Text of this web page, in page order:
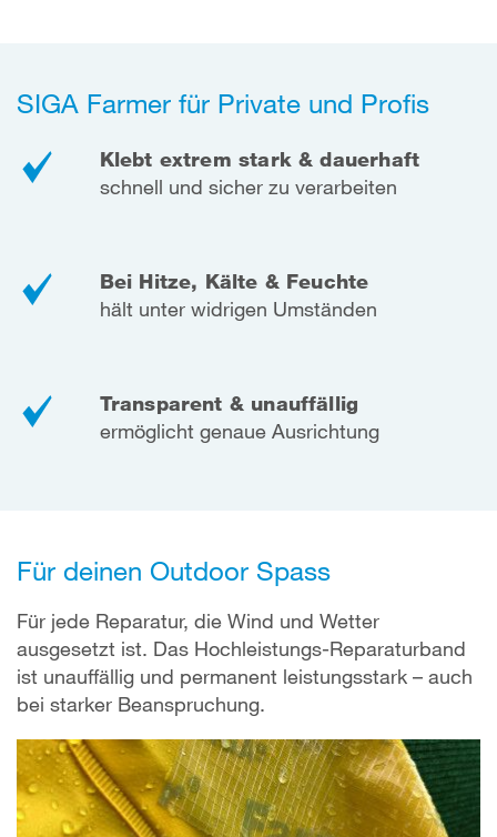
SIGA Farmer für Private und Profis
Klebt extrem stark & dauerhaft
schnell und sicher zu verarbeiten
Bei Hitze, Kälte & Feuchte
hält unter widrigen Umständen
Transparent & unauffällig
ermöglicht genaue Ausrichtung
Für deinen Outdoor Spass
Für jede Reparatur, die Wind und Wetter
ausgesetzt ist. Das Hochleistungs-Reparaturband
ist unauffällig und permanent leistungsstark – auch
bei starker Beanspruchung.